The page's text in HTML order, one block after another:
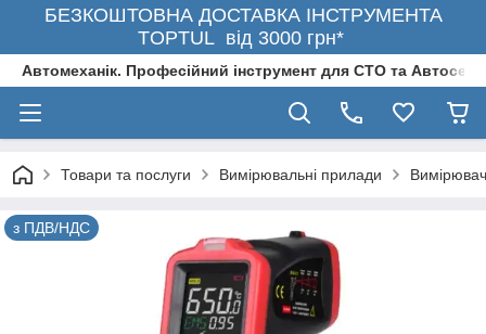
БЕЗКОШТОВНА ДОСТАВКА ІНСТРУМЕНТА
TOPTUL від 3000 грн*
Автомеханік. Професійний інструмент для СТО та
Товари та послуги Вимірювальні прилади
з ПДВ/НДС